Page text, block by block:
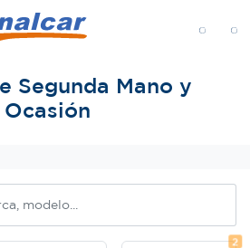
Segunda Mano y
Ocasión
2